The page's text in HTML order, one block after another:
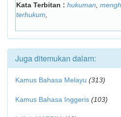
Kata Terbitan : hukuman
terhukum
Juga ditemukan dalam:
Kamus Bahasa Melayu (313)
Kamus Bahasa Inggeris (103)